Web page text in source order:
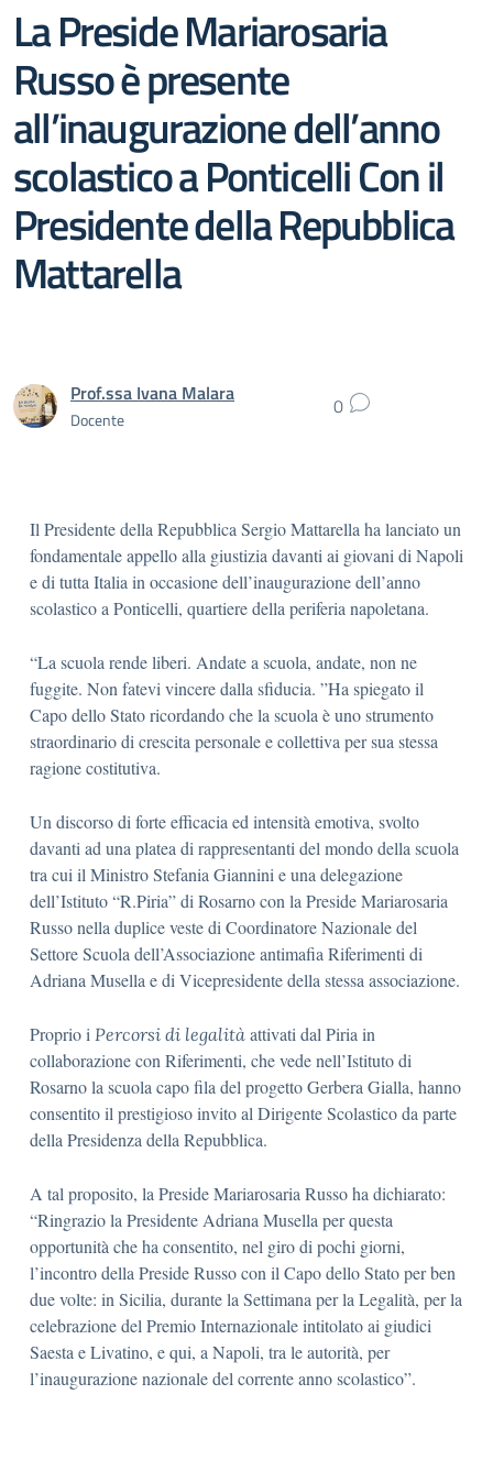
La Preside Mariarosaria
Russo è presente
all’inaugurazione dell’anno
scolastico a Ponticelli Con il
Presidente della Repubblica
Mattarella
Prof.ssa Ivana Malara
Docente 0
Il Presidente della Repubblica Sergio Mattarella ha lanciato un
fondamentale appello alla giustizia davanti ai giovani di Napoli
e di tutta Italia in occasione dell’inaugurazione dell’anno
scolastico a Ponticelli, quartiere della periferia napoletana.
“La scuola rende liberi. Andate a scuola, andate, non ne
fuggite. Non fatevi vincere dalla sfiducia. ”Ha spiegato il
Capo dello Stato ricordando che la scuola è uno strumento
straordinario di crescita personale e collettiva per sua stessa
ragione costitutiva.
Un discorso di forte efficacia ed intensità emotiva, svolto
davanti ad una platea di rappresentanti del mondo della scuola
tra cui il Ministro Stefania Giannini e una delegazione
dell’Istituto “R.Piria” di Rosarno con la Preside Mariarosaria
Russo nella duplice veste di Coordinatore Nazionale del
Settore Scuola dell’Associazione antimafia Riferimenti di
Adriana Musella e di Vicepresidente della stessa associazione.
Proprio i Percorsi di legalità attivati dal Piria in
collaborazione con Riferimenti, che vede nell’Istituto di
Rosarno la scuola capo fila del progetto Gerbera Gialla, hanno
consentito il prestigioso invito al Dirigente Scolastico da parte
della Presidenza della Repubblica.
A tal proposito, la Preside Mariarosaria Russo ha dichiarato:
“Ringrazio la Presidente Adriana Musella per questa
opportunità che ha consentito, nel giro di pochi giorni,
l’incontro della Preside Russo con il Capo dello Stato per ben
due volte: in Sicilia, durante la Settimana per la Legalità, per la
celebrazione del Premio Internazionale intitolato ai giudici
Saesta e Livatino, e qui, a Napoli, tra le autorità, per
l’inaugurazione nazionale del corrente anno scolastico”.